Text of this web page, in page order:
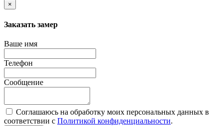
×
Заказать замер
Ваше имя
Телефон
Сообщение
Соглашаюсь на обработку моих персональных данных в
соответствии с Политикой конфиденциальности.